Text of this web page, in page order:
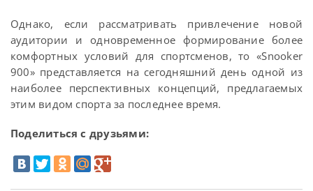
Однако, если рассматривать привлечение новой
аудитории и одновременное формирование более
комфортных условий для спортсменов, то «Snooker
900» представляется на сегодняшний день одной из
наиболее перспективных концепций, предлагаемых
этим видом спорта за последнее время.
Поделиться с друзьями: